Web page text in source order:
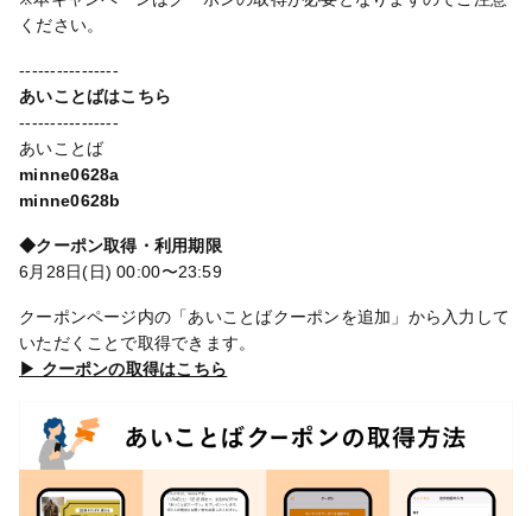
ください。
----------------
あいことばはこちら
----------------
あいことば
minne0628a
minne0628b
◆クーポン取得・利用期限
6月28日(日) 00:00〜23:59
クーポンページ内の「あいことばクーポンを追加」から入力して
いただくことで取得できます。
▶ クーポンの取得はこちら